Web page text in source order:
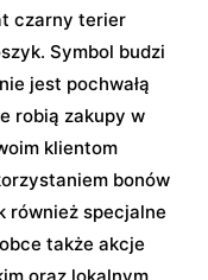
czarny terier
Symbol budzi
jest pochwałą
robią zakupy w
klientom
bonów
również specjalne
także akcje